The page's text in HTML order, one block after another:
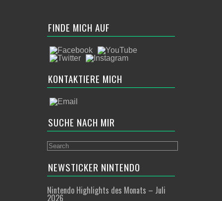
FINDE MICH AUF
KONTAKTIERE MICH
SUCHE NACH MIR
NEWSTICKER NINTENDO
Nintendo Highlights des Monats – Juli
2026